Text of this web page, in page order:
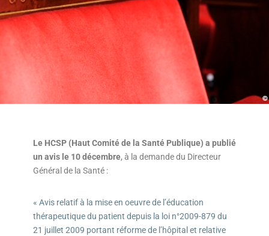
Le HCSP (Haut Comité de la Santé Publique) a publié
un avis le 10 décembre, à la demande du Directeur
Général de la Santé :
« Avis relatif à la mise en oeuvre de l’éducation
thérapeutique du patient depuis la loi n°2009-879 du
21 juillet 2009 portant réforme de l’hôpital et relative